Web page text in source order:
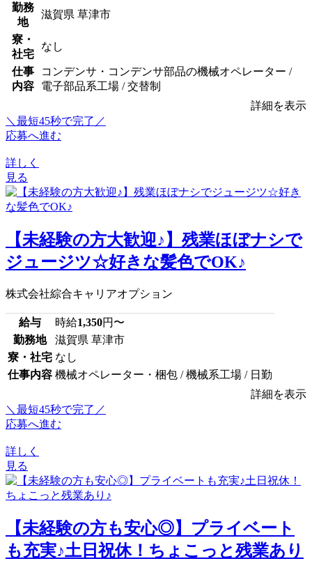
勤務
地
滋賀県 草津市
寮・
社宅
なし
仕事
内容
コンデンサ・コンデンサ部品の機械オペレーター /
電子部品系工場 / 交替制
詳細を表示
＼最短45秒で完了／
応募へ進む
詳しく
見る
【未経験の方大歓迎♪】残業ほぼナシで
ジュージツ☆好きな髪色でOK♪
株式会社綜合キャリアオプション
給与 時給1,350円〜
勤務地
滋賀県 草津市
寮・社宅 なし
仕事内容 機械オペレーター・梱包 / 機械系工場 / 日勤
詳細を表示
＼最短45秒で完了／
応募へ進む
詳しく
見る
【未経験の方も安心◎】プライベート
も充実♪土日祝休！ちょこっと残業あり